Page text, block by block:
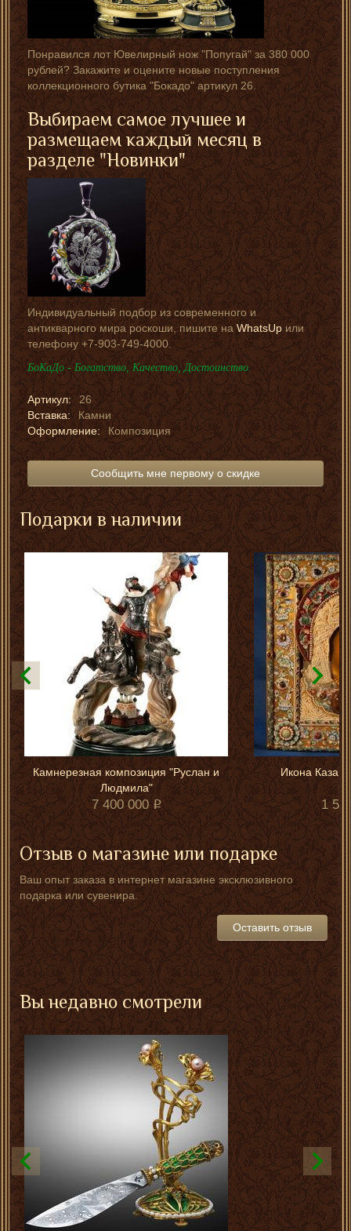
Понравился лот Ювелирный нож "Попугай" за 380 000
рублей? Закажите и оцените новые поступления
коллекционного бутика "Бокадо" артикул 26.
Выбираем самое лучшее и
размещаем каждый месяц в
разделе "Новинки"
Индивидуальный подбор из современного и
антикварного мира роскоши, пишите наWhatsUpили
телефону +7-903-749-4000.
БоКаДо - Богатство, Качество, Достоинство.
Артикул:
26
Вставка:
Камни
Оформление:
Композиция
Сообщить мне первому о скидке
Подарки в наличии
Камнерезная композиция "Руслан и
Людмила"
7 400 000
Икона
1
Отзыв о магазине или подарке
Ваш опыт заказа в интернет магазине эксклюзивного
подарка или сувенира.
Оставить отзыв
Вы недавно смотрели